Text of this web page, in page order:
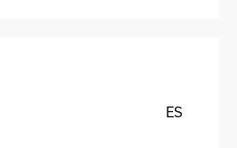
ES